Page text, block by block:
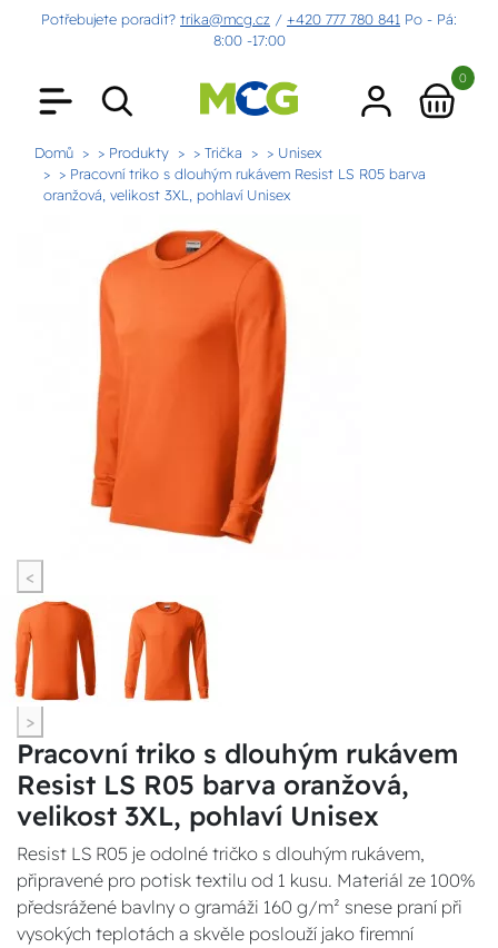
Potřebujete poradit? trika@mcg.cz / +420 777 780 841 Po - Pá:
8:00 -17:00
0
Domů > Produkty > Trička
> Unisex
> Pracovní triko s dlouhým rukávem Resist LS R05 barva
oranžová, velikost 3XL, pohlaví Unisex
<
>
Pracovní triko s dlouhým rukávem
Resist LS R05 barva oranžová,
velikost 3XL, pohlaví Unisex
Resist LS R05 je odolné tričko s dlouhým rukávem,
připravené pro potisk textilu od 1 kusu. Materiál ze 100%
předsrážené bavlny o gramáži 160 g/m² snese praní při
vysokých teplotách a skvěle poslouží jako firemní